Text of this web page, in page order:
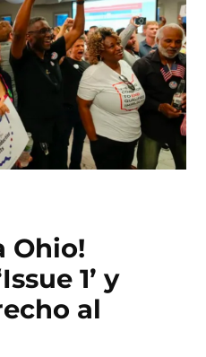
Ohio!
1’ y
al